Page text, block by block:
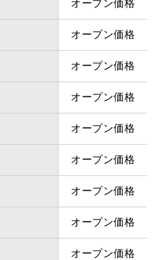
オープン価格
オープン価格
オープン価格
オープン価格
オープン価格
オープン価格
オープン価格
オープン価格
オープン価格